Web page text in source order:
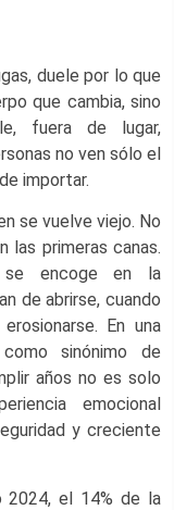
duele por lo que
que cambia, sino
fuera de lugar,
no ven sólo el
importar.
se vuelve viejo. No
las primeras canas.
se encoge en la
de abrirse, cuando
En una
sinónimo de
años no es solo
emocional
y creciente
2024, el 14% de la